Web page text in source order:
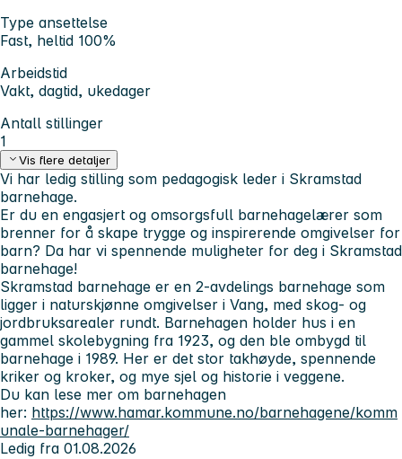
Type ansettelse
Fast, heltid 100%
Arbeidstid
Vakt, dagtid, ukedager
Antall stillinger
1
Vis flere detaljer
Vi har ledig stilling som pedagogisk leder i Skramstad
barnehage.
Er du en engasjert og omsorgsfull barnehagelærer som
brenner for å skape trygge og inspirerende omgivelser for
barn? Da har vi spennende muligheter for deg i Skramstad
barnehage!
Skramstad barnehage er en 2-avdelings barnehage som
ligger i naturskjønne omgivelser i Vang, med skog- og
jordbruksarealer rundt. Barnehagen holder hus i en
gammel skolebygning fra 1923, og den ble ombygd til
barnehage i 1989. Her er det stor takhøyde, spennende
kriker og kroker, og mye sjel og historie i veggene.
Du kan lese mer om barnehagen
her: https://www.hamar.kommune.no/barnehagene/komm
unale-barnehager/
Ledig fra 01.08.2026